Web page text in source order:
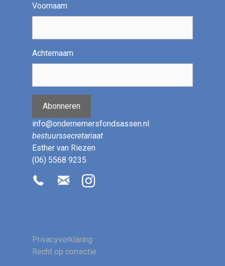
Voornaam
Achternaam
Abonneren
info@ondernemersfondsassen.nl
bestuurssecretariaat
Esther van Riezen
(06) 5568 9235
Privacyverklaring
Recht op correctie